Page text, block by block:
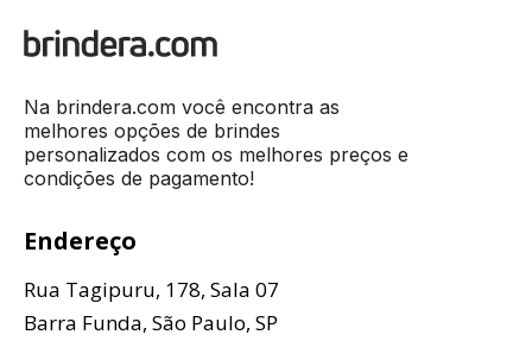
Na brindera.com você encontra as
melhores opções de brindes
personalizados com os melhores preços e
condições de pagamento!
Endereço
Rua Tagipuru, 178, Sala 07
Barra Funda, São Paulo, SP